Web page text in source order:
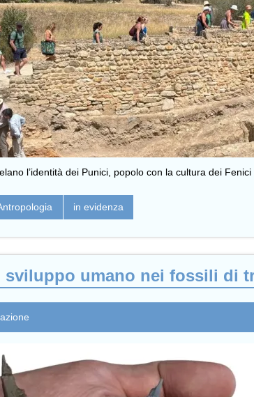
l’identità dei Punici, popolo con la cultura dei
in evidenza
umano nei fossili di